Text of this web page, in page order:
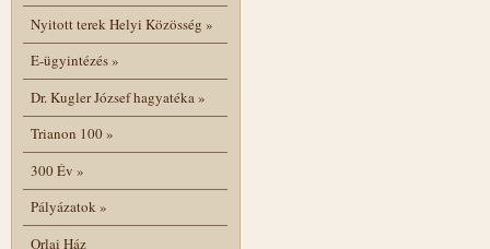
Nyitott terek Helyi Közösség »
E-ügyintézés»
Dr. Kugler József hagyatéka»
Trianon 100»
300 Év »
Pályázatok»
Orlai Ház